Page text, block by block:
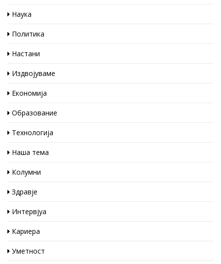
Наука
Политика
Настани
Издвојуваме
Економија
Образование
Технологија
Наша тема
Колумни
Здравје
Интервјуа
Кариера
Уметност